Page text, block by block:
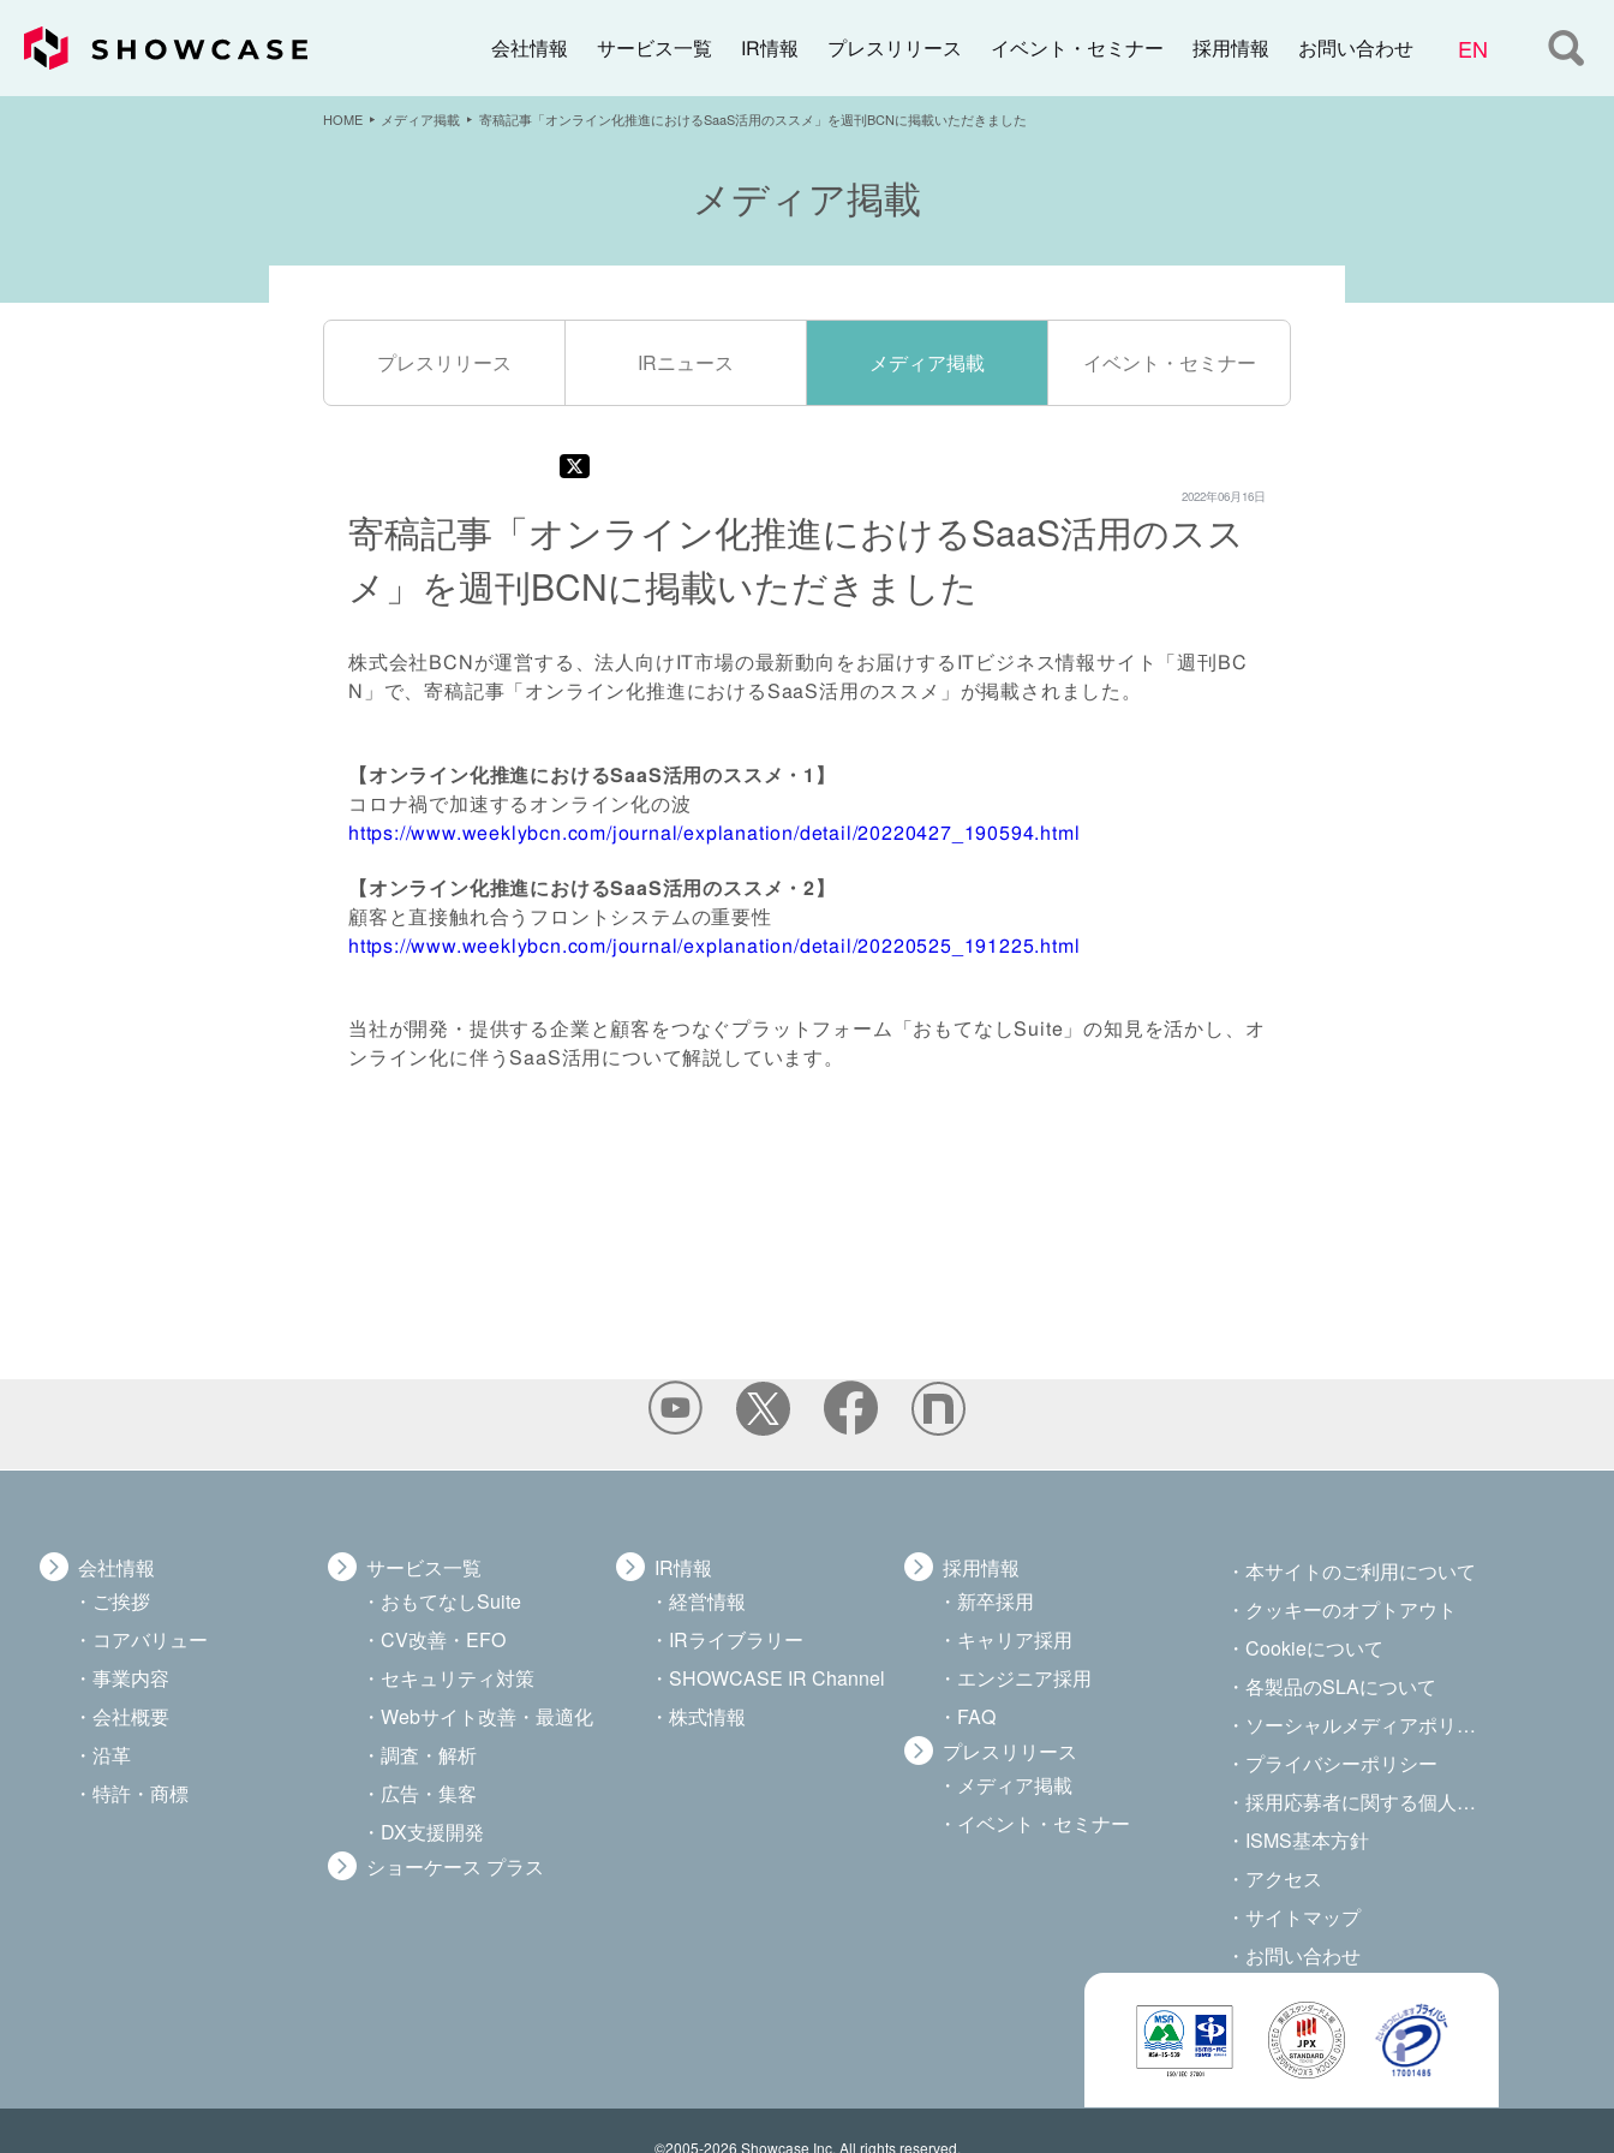
会社情報 サービス一覧 IR情報 プレスリリース イベント・セミナー 採用情報 お問い合わせ
メディア掲載
HOME メディア掲載 寄稿記事「オンライン化推進におけるSaaS活用のススメ」を週刊BCNに掲載いただきました
プレスリリース IRニュース メディア掲載 イベント・セミナー
2022年06月16日
寄稿記事「オンライン化推進におけるSaaS活用のスス
メ」を週刊BCNに掲載いただきました
株式会社BCNが運営する、法人向けIT市場の最新動向をお届けするITビジネス情報サイト「週刊BC
N」で、寄稿記事「オンライン化推進におけるSaaS活用のススメ」が掲載されました。
【オンライン化推進におけるSaaS活用のススメ・1】
コロナ禍で加速するオンライン化の波
https://www.weeklybcn.com/journal/explanation/detail/20220427_190594.html
【オンライン化推進におけるSaaS活用のススメ・2】
顧客と直接触れ合うフロントシステムの重要性
https://www.weeklybcn.com/journal/explanation/detail/20220525_191225.html
当社が開発・提供する企業と顧客をつなぐプラットフォーム「おもてなしSuite」の知見を活かし、オ
ンライン化に伴うSaaS活用について解説しています。
会社情報
ご挨拶
コアバリュー
事業内容
会社概要
沿革
特許・商標
サービス一覧
おもてなしSuite
CV改善・EFO
セキュリティ対策
Webサイト改善・最適化
調査・解析
広告・集客
DX支援開発
ショーケース プラス
IR情報
経営情報
IRライブラリー
SHOWCASE IR Channel
株式情報
採用情報
新卒採用
キャリア採用
エンジニア採用
FAQ
プレスリリース
メディア掲載
イベント・セミナー
本サイトのご利用について
クッキーのオプトアウト
Cookieについて
各製品のSLAについて
ソーシャルメディアポリシー
プライバシーポリシー
採用応募者に関する個人情報の取り扱いについて
ISMS基本方針
アクセス
サイトマップ
お問い合わせ
©2005-2026 Showcase Inc. All rights reserved.